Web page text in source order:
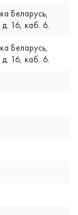
Беларусь,
16, каб. 6.
Беларусь,
16, каб. 6.